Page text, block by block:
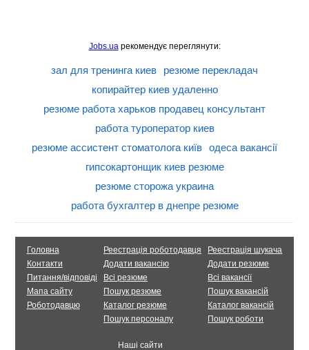
Jobs.uaрекомендує переглянути:
зал для тренинга киев
резюме перекладач
копирайтер киев удаленно
резюме работа харьков продавец консультант
работа туроператор киев
резюме ассистент стоматолога київ одеса вакансії
гипсокартонщик киев резюме
резюме сторожа украина
работа бухгалтер в днепре резюме
Головна
Контакти
Питання/відповіді
Мапа сайту
Роботодавцю
Реестрація роботодавця
Додати вакансію
Всі резюме
Пошук резюме
Каталог резюме
Пошук персоналу
Реестрація шукача
Додати резюме
Всі вакансії
Пошук вакансій
Каталог вакансій
Пошук роботи
Наші сайти